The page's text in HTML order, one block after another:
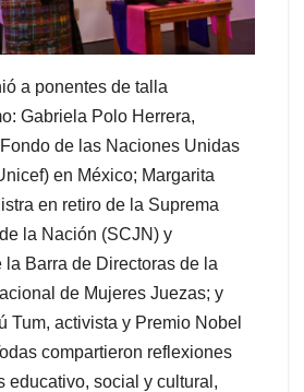
a ponentes de talla
Gabriela Polo Herrera,
de las Naciones Unidas
en México; Margarita
en retiro de la Suprema
la Nación (SCJN) y
Barra de Directoras de la
de Mujeres Juezas; y
Tum, activista y Premio Nobel
compartieron reflexiones
educativo, social y cultural,